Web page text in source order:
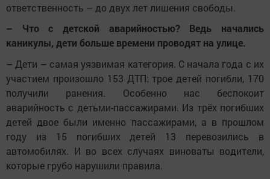
ответственность – до двух лет лишения свободы.
– Что с детской аварийностью? Ведь начались
каникулы, дети больше времени проводят на улице.
– Дети – самая уязвимая категория. С начала года с их
участием произошло 153 ДТП: трое детей погибли, 170
получили ранения. Особенно нас беспокоит
аварийность с детьми-пассажирами. Из трёх погибших
детей двое были именно пассажирами, а в прошлом
году из 15 погибших детей 13 перевозились в
автомобилях. И во всех случаях виноваты водители,
которые грубо нарушили правила.